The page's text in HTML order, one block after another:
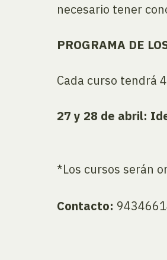
necesario tener
PROGRAMA DE
Cada curso tendrá
27 y 28 de abril:
*Los cursos serán
Contacto: